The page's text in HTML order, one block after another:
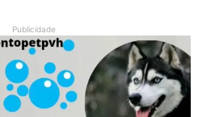
Publicidade